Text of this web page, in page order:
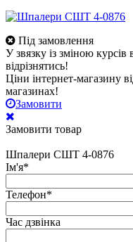
Під замовлення
У звязку із зміною
відрізнятись!
Ціни інтернет-магазину
магазинах!
Замовити
Замовити товар
Шпалери СШТ 4-0876
Ім'я*
Телефон*
Час дзвінка